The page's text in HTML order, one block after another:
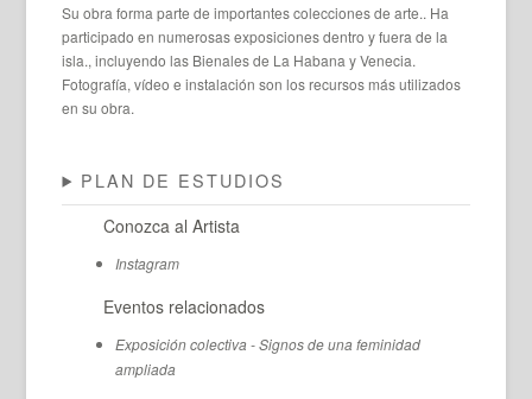
Su obra forma parte de importantes colecciones de arte.. Ha
participado en numerosas exposiciones dentro y fuera de la
isla., incluyendo las Bienales de La Habana y Venecia.
Fotografía, vídeo e instalación son los recursos más utilizados
en su obra.
PLAN DE ESTUDIOS
Conozca al Artista
Instagram
Eventos relacionados
Exposición colectiva - Signos de una feminidad
ampliada